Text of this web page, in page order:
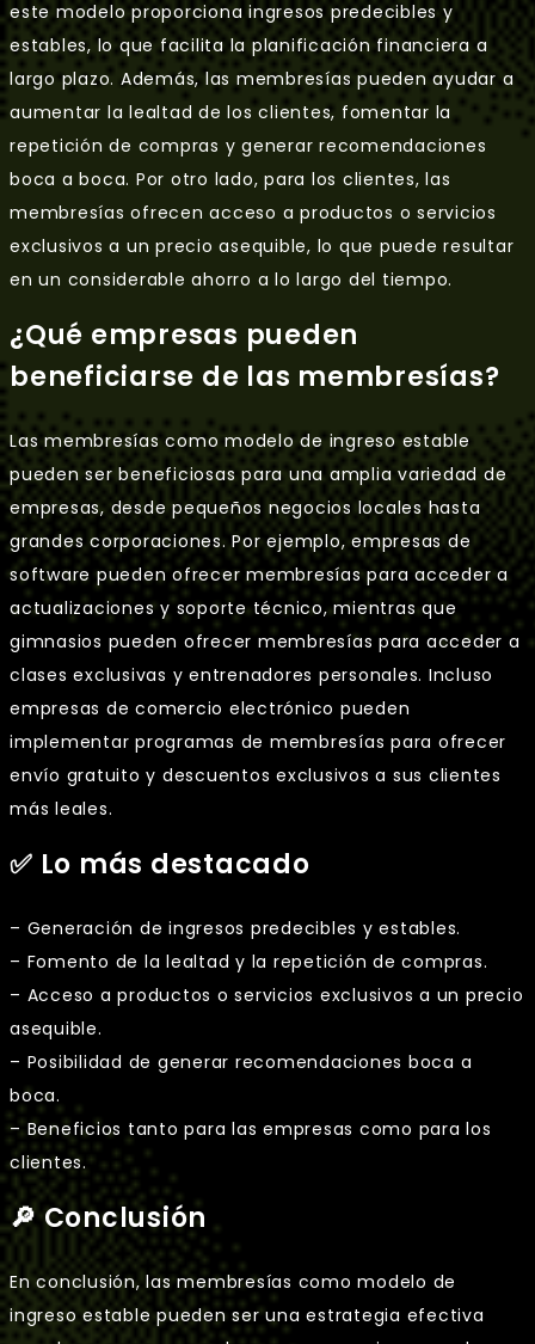
este modelo proporciona ingresos predecibles y
estables, lo que facilita la planificación financiera a
largo plazo. Además, las membresías pueden ayudar a
aumentar la lealtad de los clientes, fomentar la
repetición de compras y generar recomendaciones
boca a boca. Por otro lado, para los clientes, las
membresías ofrecen acceso a productos o servicios
exclusivos a un precio asequible, lo que puede resultar
en un considerable ahorro a lo largo del tiempo.
¿Qué empresas pueden
beneficiarse de las membresías?
Las membresías como modelo de ingreso estable
pueden ser beneficiosas para una amplia variedad de
empresas, desde pequeños negocios locales hasta
grandes corporaciones. Por ejemplo, empresas de
software pueden ofrecer membresías para acceder a
actualizaciones y soporte técnico, mientras que
gimnasios pueden ofrecer membresías para acceder a
clases exclusivas y entrenadores personales. Incluso
empresas de comercio electrónico pueden
implementar programas de membresías para ofrecer
envío gratuito y descuentos exclusivos a sus clientes
más leales.
✅ Lo más destacado
– Generación de ingresos predecibles y estables.
– Fomento de la lealtad y la repetición de compras.
– Acceso a productos o servicios exclusivos a un precio
asequible.
– Posibilidad de generar recomendaciones boca a
boca.
– Beneficios tanto para las empresas como para los
clientes.
🔎 Conclusión
En conclusión, las membresías como modelo de
ingreso estable pueden ser una estrategia efectiva